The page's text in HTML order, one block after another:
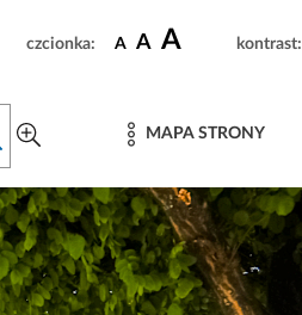
czcionka: A A A kontrast:
MAPA STRONY